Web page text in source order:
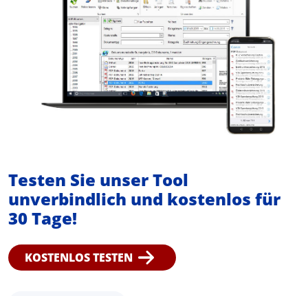
Testen Sie unser Tool
unverbindlich und kostenlos für
30 Tage!
KOSTENLOS TESTEN